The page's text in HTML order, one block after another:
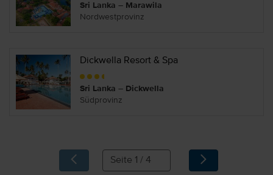
Sri Lanka – Marawila
Nordwestprovinz
Dickwella Resort & Spa
Sri Lanka – Dickwella
Südprovinz